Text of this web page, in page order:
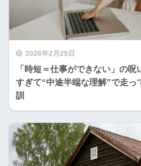
2026年2月25日
「時短＝仕事ができない」の呪
すぎて“中途半端な理解”で走っ
訓